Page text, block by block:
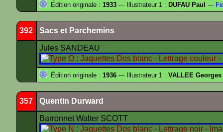
Édition originale : 1933 --- Illustrateur 1 : DUFAU Paul ---
392 Sacs et Parchemins
Jules SANDEAU
Édition originale : 1936 --- Illustrateur 1 : VALLEE Georges
357 Quentin Durward
Barronnet Walter SCOTT